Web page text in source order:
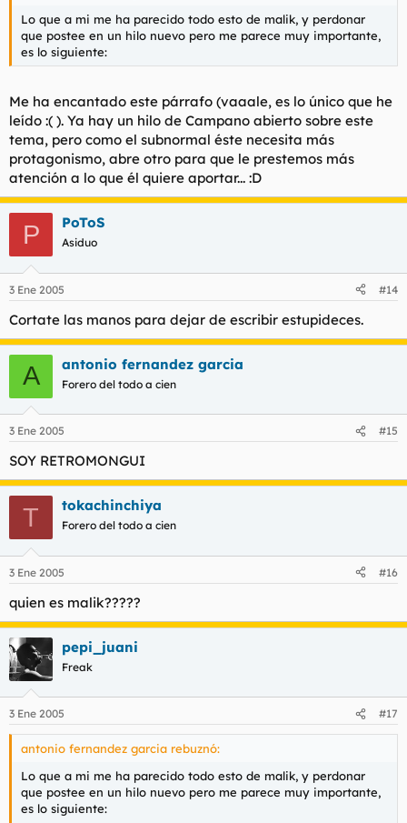
Lo que a mi me ha parecido todo esto de malik, y perdonar
que postee en un hilo nuevo pero me parece muy importante,
es lo siguiente:
Me ha encantado este párrafo (vaaale, es lo único que he
leído :( ). Ya hay un hilo de Campano abierto sobre este
tema, pero como el subnormal éste necesita más
protagonismo, abre otro para que le prestemos más
atención a lo que él quiere aportar... :D
P PoToS
Asiduo
3 Ene 2005 #14
Cortate las manos para dejar de escribir estupideces.
A antonio fernandez garcia
Forero del todo a cien
3 Ene 2005 #15
SOY RETROMONGUI
T tokachinchiya
Forero del todo a cien
3 Ene 2005 #16
quien es malik?????
pepi_juani
Freak
3 Ene 2005 #17
antonio fernandez garcia rebuznó:
Lo que a mi me ha parecido todo esto de malik, y perdonar
que postee en un hilo nuevo pero me parece muy importante,
es lo siguiente: